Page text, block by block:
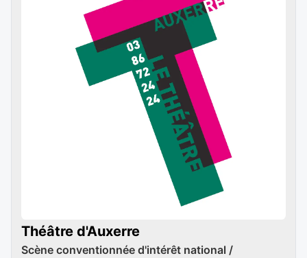
Théâtre d'Auxerre
Scène conventionnée d'intérêt national /